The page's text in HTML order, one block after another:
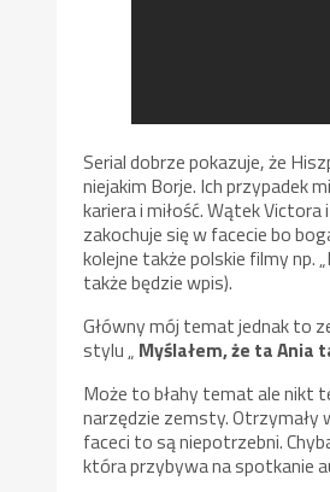
Serial dobrze pokazuje, że
niejakim Borje. Ich przypadek
kariera i miłość. Wątek Victora
zakochuje się w facecie bo
kolejne także polskie filmy np.
także będzie wpis).
Główny mój temat jednak to
stylu „ Myślałem, że ta Ania
Może to błahy temat ale nikt
narzędzie zemsty. Otrzymały
faceci to są niepotrzebni.
która przybywa na spotkanie